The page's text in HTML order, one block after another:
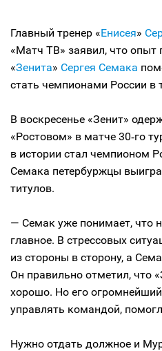
Главный тренер «Енисея»
«Матч ТВ» заявил, что опыт
«Зенита» Сергея Семака
стать чемпионами России в
В воскресенье «Зенит»
«Ростовом» в матче 30‑го
в истории стал чемпионом
Семака петербуржцы
титулов.
— Семак уже понимает, что
главное. В стрессовых
из стороны в сторону, а
Он правильно отметил, что
хорошо. Но его
управлять командой,
Нужно отдать должное и